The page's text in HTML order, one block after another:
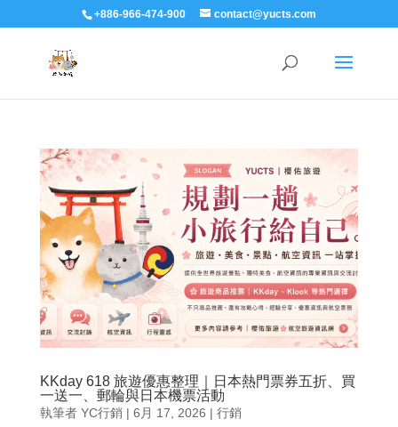
+886-966-474-900 contact@yucts.com
KKday 618 旅遊優惠整理｜日本熱門票券五折、買
一送一、郵輪與日本機票活動
執筆者 YC行銷| 6月 17, 2026 | 行銷